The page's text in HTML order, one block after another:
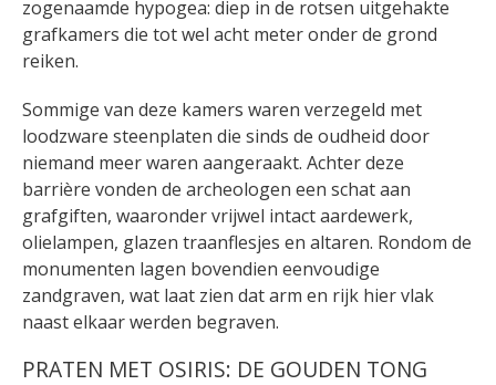
zogenaamde hypogea: diep in de rotsen uitgehakte
grafkamers die tot wel acht meter onder de grond
reiken.
Sommige van deze kamers waren verzegeld met
loodzware steenplaten die sinds de oudheid door
niemand meer waren aangeraakt. Achter deze
barrière vonden de archeologen een schat aan
grafgiften, waaronder vrijwel intact aardewerk,
olielampen, glazen traanflesjes en altaren. Rondom de
monumenten lagen bovendien eenvoudige
zandgraven, wat laat zien dat arm en rijk hier vlak
naast elkaar werden begraven.
PRATEN MET OSIRIS: DE GOUDEN TONG